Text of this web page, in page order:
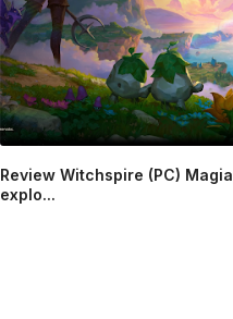
Review Witchspire (PC) Magia,
explo...